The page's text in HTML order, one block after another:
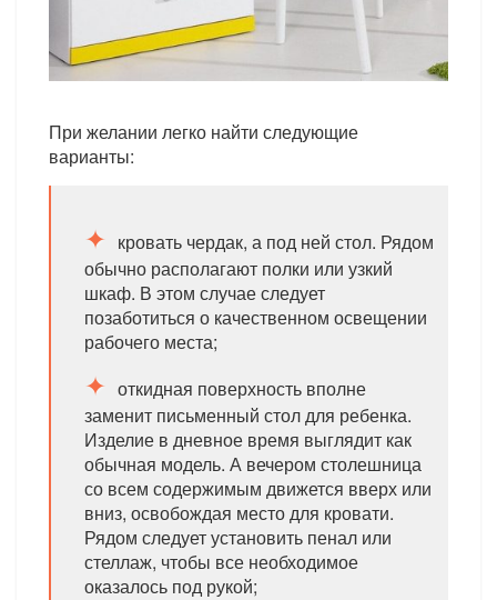
При желании легко найти следующие
варианты:
кровать чердак, а под ней стол. Рядом
обычно располагают полки или узкий
шкаф. В этом случае следует
позаботиться о качественном освещении
рабочего места;
откидная поверхность вполне
заменит письменный стол для ребенка.
Изделие в дневное время выглядит как
обычная модель. А вечером столешница
со всем содержимым движется вверх или
вниз, освобождая место для кровати.
Рядом следует установить пенал или
стеллаж, чтобы все необходимое
оказалось под рукой;